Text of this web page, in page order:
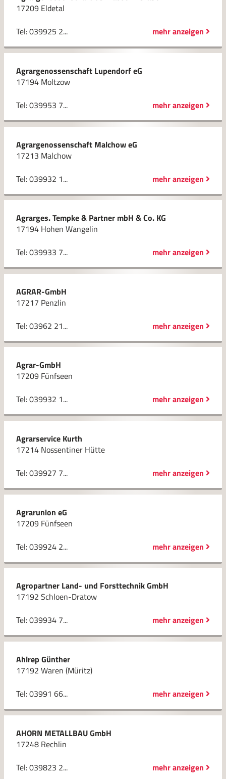
17209 Eldetal
Tel: 039925 2...
mehr anzeigen
Agrargenossenschaft Lupendorf eG
17194 Moltzow
Tel: 039953 7...
mehr anzeigen
Agrargenossenschaft Malchow eG
17213 Malchow
Tel: 039932 1...
mehr anzeigen
Agrarges. Tempke & Partner mbH & Co. KG
17194 Hohen Wangelin
Tel: 039933 7...
mehr anzeigen
AGRAR-GmbH
17217 Penzlin
Tel: 03962 21...
mehr anzeigen
Agrar-GmbH
17209 Fünfseen
Tel: 039932 1...
mehr anzeigen
Agrarservice Kurth
17214 Nossentiner Hütte
Tel: 039927 7...
mehr anzeigen
Agrarunion eG
17209 Fünfseen
Tel: 039924 2...
mehr anzeigen
Agropartner Land- und Forsttechnik GmbH
17192 Schloen-Dratow
Tel: 039934 7...
mehr anzeigen
Ahlrep Günther
17192 Waren (Müritz)
Tel: 03991 66...
mehr anzeigen
AHORN METALLBAU GmbH
17248 Rechlin
Tel: 039823 2...
mehr anzeigen